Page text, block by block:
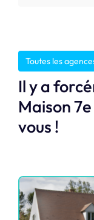
Toutes les
Il y a
Maison
vous !